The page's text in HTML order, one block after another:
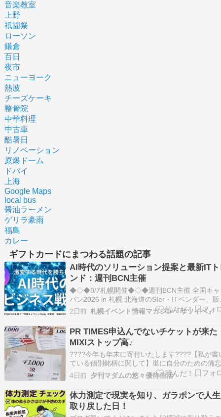
音楽教室
上野
祇園祭
ローソン
鎌倉
百日
夜市
ニューヨーク
熱波
チーズケーキ
整骨院
中華料理
中古車
酷暑日
リノベーション
原爆ドーム
ドバイ
上海
Google Maps
local bus
醤油ラーメン
ゲリラ豪雨
福島
カレー
ギフトカードにまつわる話題の記事
AI時代のソリューション提案と最新IT
ンド：週刊BCN主催
◆◇◆8/7札幌開催◆◇◆週刊BCN主催 全国キャ
バン2026 in 札幌 北海道のSIer・ITベンダー、販
パートナーの皆様に向けて、 今仕込むべき「市
ーズ」と「提案のヒント」を網羅したセミナー
幌駅前のリアル会場にて開催いたします！ 単な
品紹介ではなく、今後の提…
2日前 札幌イベント情報マガジン『サツイベ』
PR TIMES申込んでないチケットが来た
MIXIストップ高♪
????今年も年末に寄付いたします????【私が書
ている個別銘柄に関して】単に自分のための備
です。 決して推奨はしてはおりません。 投資は
己判断・自己責任でお願いします。買った銘柄
載しない場合もあります。【本日の売買】7172
ャパンインベストメントアドバイザー買…
4日前 夕刊マダムの悠々優待生活
体力測定で現実を知り、ガラポンで人
取り戻した日！